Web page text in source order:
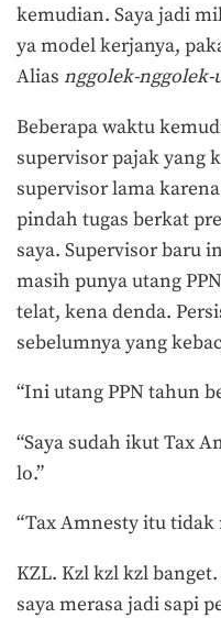
kemudian. Saya jadi
ya model kerjanya,
Alias nggolek-
Beberapa waktu
supervisor pajak yang
supervisor lama
pindah tugas berkat
saya. Supervisor baru
masih punya utang
telat, kena denda.
sebelumnya yang
“Ini utang PPN tahun
“Saya sudah ikut Tax
lo.”
“Tax Amnesty itu tidak
KZL. Kzl kzl kzl
saya merasa jadi sapi